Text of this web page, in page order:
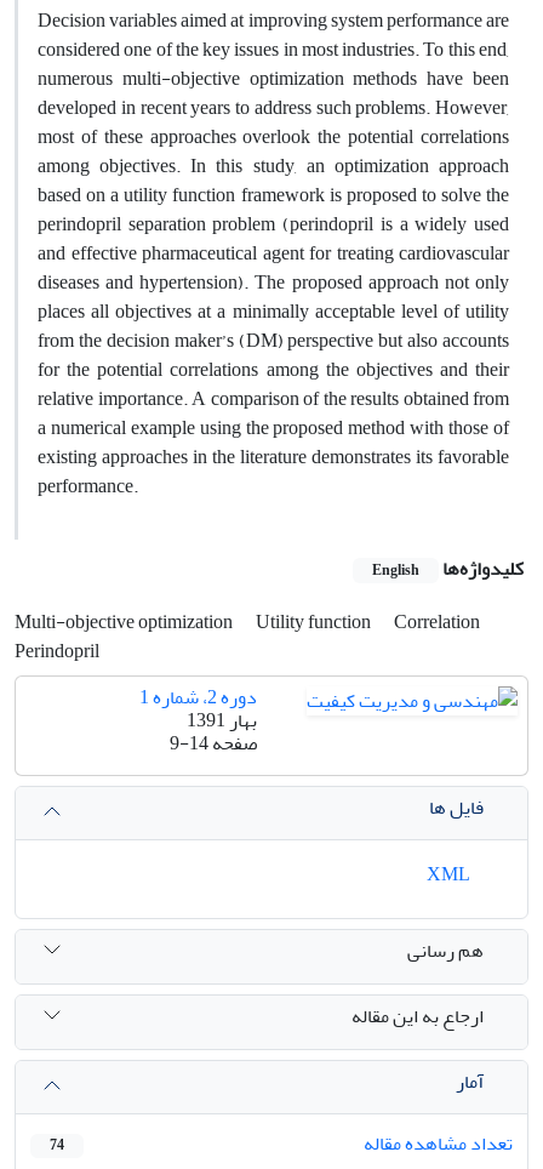
Decision variables aimed at improving system performance are
considered one of the key issues in most industries. To this end,
numerous multi-objective optimization methods have been
developed in recent years to address such problems. However,
most of these approaches overlook the potential correlations
among objectives. In this study, an optimization approach
based on a utility function framework is proposed to solve the
perindopril separation problem (perindopril is a widely used
and effective pharmaceutical agent for treating cardiovascular
diseases and hypertension). The proposed approach not only
places all objectives at a minimally acceptable level of utility
from the decision maker’s (DM) perspective but also accounts
for the potential correlations among the objectives and their
relative importance. A comparison of the results obtained from
a numerical example using the proposed method with those of
existing approaches in the literature demonstrates its favorable
performance.
کلیدواژه‌ها English
Multi-objective optimization Utility function
Correlation
Perindopril
دوره 2، شماره 1
بهار 1391
صفحه9-14
فایل ها
هم رسانی
ارجاع به این مقاله
آمار
تعداد مشاهده مقاله
74